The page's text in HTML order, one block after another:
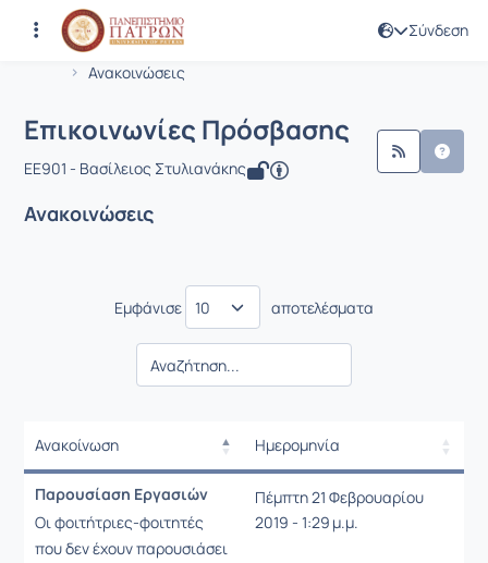
Σύνδεση
Αρχική Σελίδα
Ανακοινώσεις
Μάθημα : Επικοινωνίες Πρόσβασης
Κωδικός : EE901
Επικοινωνίες Πρόσβασης
EE901 - Βασίλειος Στυλιανάκης
Ανακοινώσεις
Εμφάνισε αποτελέσματα
Ανακοίνωση
Ημερομηνία
Ρυθμίσεις επιλογής /
Ανακοίνωση
Ρυθμίσεις επιλογής /
Παρουσίαση Εργασιών
Οι φοιτήτριες-φοιτητές
που δεν έχουν παρουσιάσει
Πέμπτη 21 Φεβρουαρίου
2019 - 1:29 μ.μ.